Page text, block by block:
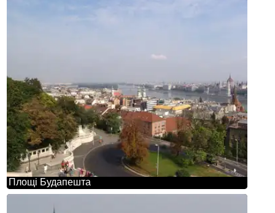
Площі Будапешта